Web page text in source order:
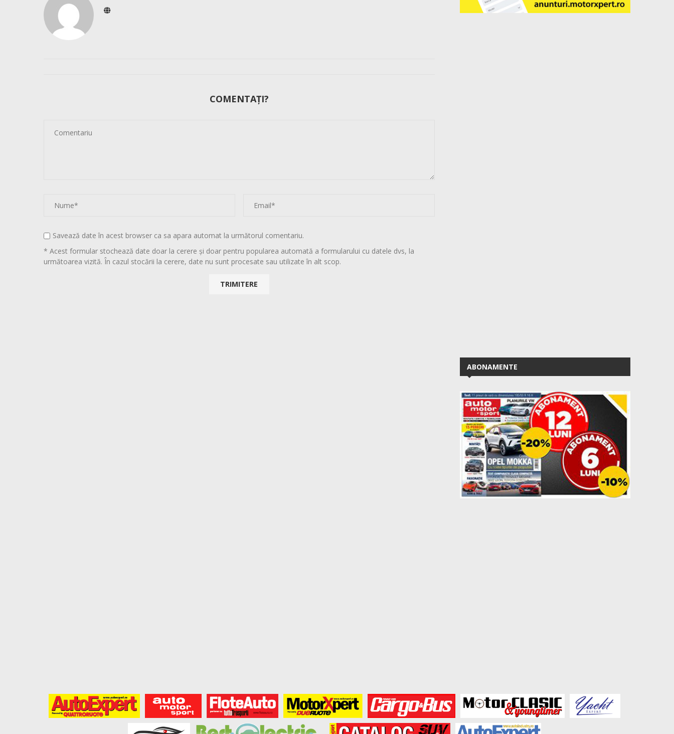
COMENTAȚI?
Savează date în acest browser ca sa apara automat la următorul comentariu.
* Acest formular stochează date doar la cerere și doar pentru popularea automată a formularului cu datele dvs, la
următoarea vizită. În cazul stocării la cerere, date nu sunt procesate sau utilizate în alt scop.
ABONAMENTE